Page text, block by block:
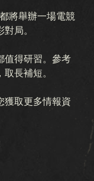
將舉辦一場電競
局。
值得研習。參考
長補短。
獲取更多情報資